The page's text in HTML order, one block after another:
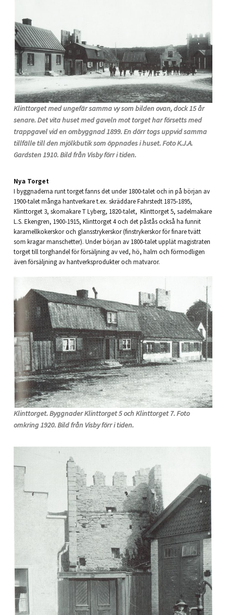
Klinttorget med ungefär samma vy som bilden ovan, dock 15 år
senare. Det vita huset med gaveln mot torget har försetts med
trappgavel vid en ombyggnad 1899. En dörr togs uppvid samma
tillfälle till den mjölkbutik som öppnades i huset. Foto K.J.A.
Gardsten 1910. Bild från Visby förr i tiden.
Nya Torget
I byggnaderna runt torget fanns det under 1800-talet och in på början av
1900-talet många hantverkare t.ex. skräddare Fahrstedt 1875-1895,
Klinttorget 3, skomakare T Lyberg, 1820-talet, Klinttorget 5, sadelmakare
L.S. Ekengren, 1900-1915, Klinttorget 4 och det påstås också ha funnit
karamellkokerskor och glansstrykerskor (finstrykerskor för finare tvätt
som kragar manschetter). Under början av 1800-talet upplät magistraten
torget till torghandel för försäljning av ved, hö, halm och förmodligen
även försäljning av hantverksprodukter och matvaror.
Klinttorget. Byggnader Klinttorget 5 och Klinttorget 7. Foto
omkring 1920. Bild från Visby förr i tiden.